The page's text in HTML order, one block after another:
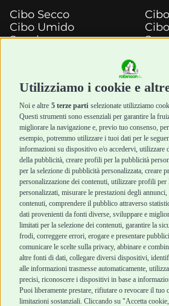
Utilizziamo i cookie e
Noi e altre 5 terze parti selezionate utilizziamo
Questi strumenti sono essenziali per garantire la
migliorare la navigazione e, previo tuo consenso,
esempio, potremmo utilizzare i tuoi dati per le
informazioni su dispositivo e/o accedervi, utilizzare
della pubblicità, creare profili per la pubblicità
per la selezione di pubblicità personalizzata, creare
personalizzazione dei contenuti, utilizzare profili per
personalizzati, misurare le prestazioni degli
contenuti, comprendere il pubblico attraverso
dati provenienti da fonti diverse, sviluppare e
limitati per la selezione dei contenuti, garantire la
frodi, correggere errori, erogare e presentare
comunicare le scelte sulla privacy, abbinare e
altre fonti di dati, collegare diversi dispositivi,
alle informazioni trasmesse automaticamente,
precisi, riconoscere i dispositivi in base a
Puoi liberamente prestare, rifiutare o revocare il tuo
limitazioni sostanziali. Cliccando su "Accetta
Cibo Secco
Cibo Umido
Snack e
Igiene e Pulizia
Accessori
Cani Mini
Top Quality
Top
Robinson Pet Shop
Chi siamo
Punti vendita
Marchi
Blog
Assistenza Robinson
Pet Shop
Offerte
Promozioni
Recensioni Feedaty
di